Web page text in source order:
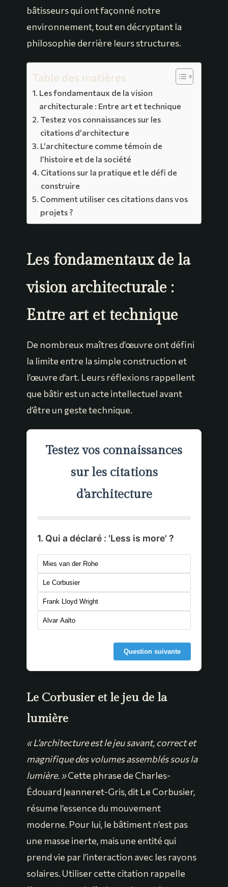
bâtisseurs qui ont façonné notre
environnement, tout en décryptant la
philosophie derrière leurs structures.
Table des matières
Les fondamentaux de la vision
architecturale : Entre art et technique
Testez vos connaissances sur les
citations d’architecture
L’architecture comme témoin de
l’histoire et de la société
Citations sur la pratique et le défi de
construire
Comment utiliser ces citations dans vos
projets ?
Les fondamentaux de la
vision architecturale :
Entre art et technique
De nombreux maîtres d’œuvre ont défini
la limite entre la simple construction et
l’œuvre d’art. Leurs réflexions rappellent
que bâtir est un acte intellectuel avant
d’être un geste technique.
Testez vos connaissances
sur les citations
d’architecture
1. Qui a déclaré : 'Less is more' ?
Mies van der Rohe
Le Corbusier
Frank Lloyd Wright
Alvar Aalto
Question suivante
Le Corbusier et le jeu de la
lumière
« L’architecture est le jeu savant, correct et
magnifique des volumes assemblés sous la
lumière. »Cette phrase de Charles-
Édouard Jeanneret-Gris, dit Le Corbusier,
résume l’essence du mouvement
moderne. Pour lui, le bâtiment n’est pas
une masse inerte, mais une entité qui
prend vie par l’interaction avec les rayons
solaires. Utiliser cette citation rappelle